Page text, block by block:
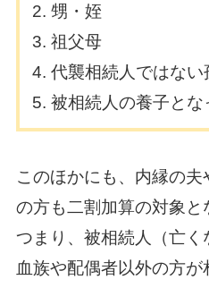
甥・姪
祖父母
代襲相続人ではない
被相続人の養子とな
このほかにも、内縁の
の方も二割加算の対象と
つまり、被相続人（亡
血族や配偶者以外の方が